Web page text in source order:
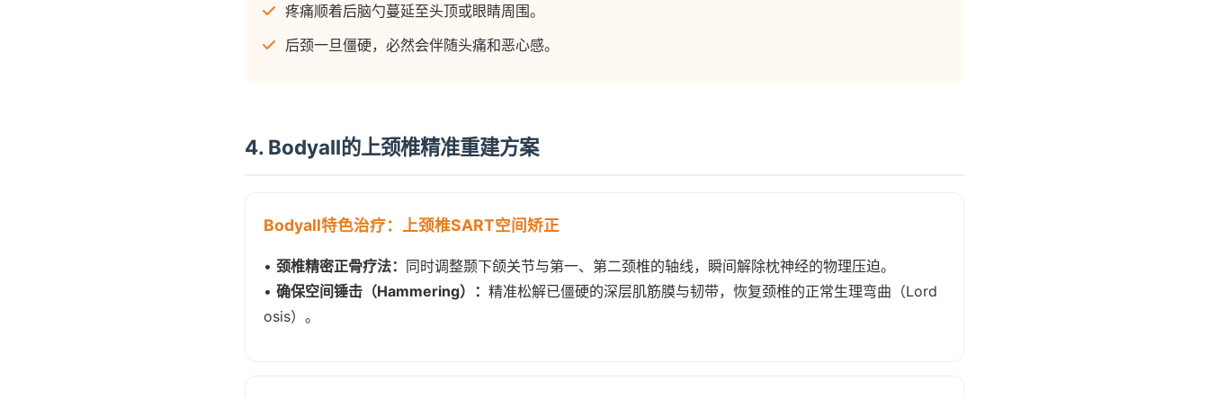
疼痛顺着后脑勺蔓延至头顶或眼睛周围。
后颈一旦僵硬，必然会伴随头痛和恶心感。
4. Bodyall的上颈椎精准重建方案
Bodyall特色治疗：上颈椎SART空间矫正
• 颈椎精密正骨疗法： 同时调整颞下颌关节与第一、第二颈椎的轴线，瞬间解除枕神经的物理压迫。
• 确保空间锤击（Hammering）： 精准松解已僵硬的深层肌筋膜与韧带，恢复颈椎的正常生理弯曲（Lord
osis）。